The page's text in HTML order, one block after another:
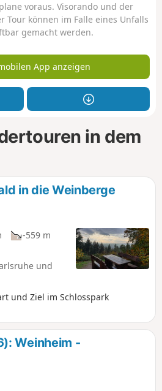
voraus. Visorando und der
Tour können im Falle eines Unfalls
gemacht werden.
App anzeigen
in dem
in die Weinberge
-559 m
und
und Ziel im Schlosspark
Weinheim -